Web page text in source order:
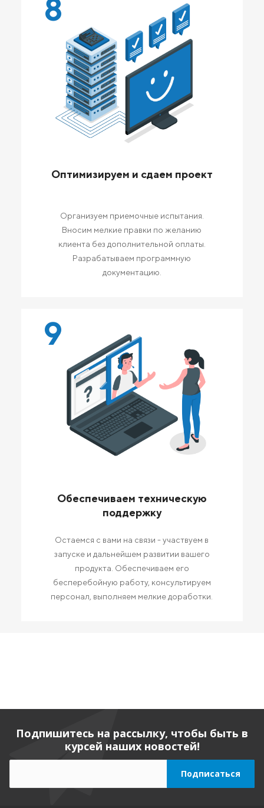
8
Оптимизируем и сдаем проект
Организуем приемочные испытания.
Вносим мелкие правки по желанию
клиента без дополнительной оплаты.
Разрабатываем программную
документацию.
9
Обеспечиваем техническую
поддержку
Остаемся с вами на связи - участвуем в
запуске и дальнейшем развитии вашего
продукта. Обеспечиваем его
бесперебойную работу, консультируем
персонал, выполняем мелкие доработки.
Подпишитесь на рассылку, чтобы быть в
курсей наших новостей!